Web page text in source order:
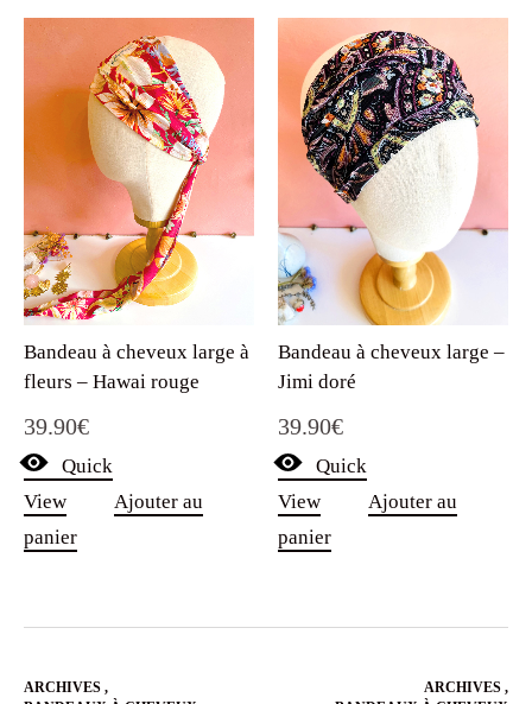
Bandeau à cheveux large à
fleurs – Hawai rouge
39.90€
Quick
View
Ajouter au
panier
Bandeau à cheveux large –
Jimi doré
39.90€
Quick
View
Ajouter au
panier
ARCHIVES ,
ARCHIVES ,